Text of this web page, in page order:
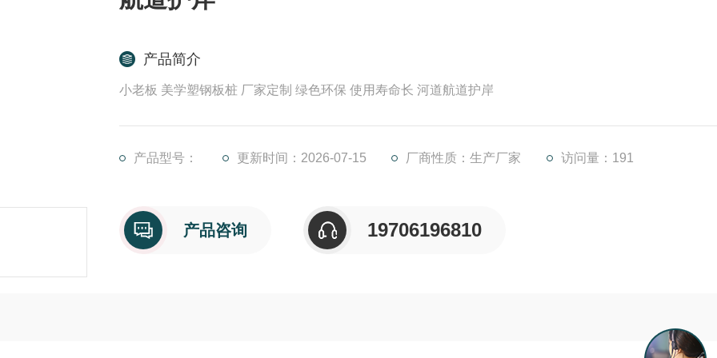
产品简介
小老板 美学塑钢板桩 厂家定制 绿色环保 使用寿命长 河道航道护岸
产品型号： 更新时间：2026-07-15 厂商性质：生产厂家 访问量：191
产品咨询 19706196810